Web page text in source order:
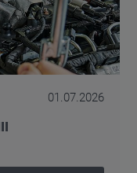
01.07.2026